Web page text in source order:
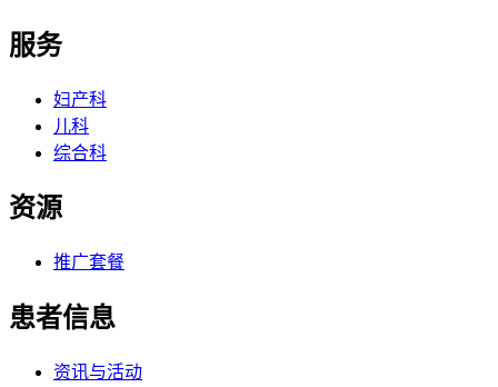
服务
妇产科
儿科
综合科
资源
推广套餐
患者信息
资讯与活动